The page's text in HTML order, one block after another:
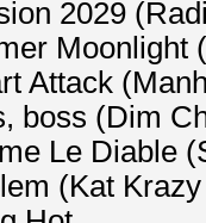
2029
Moonlight
Attack
boss (Dim
Le Diable
(Kat